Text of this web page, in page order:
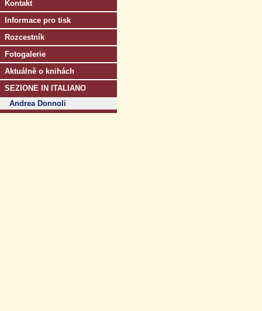
Kontakt
Informace pro tisk
Rozcestník
Fotogalerie
Aktuálně o knihách
SEZIONE IN ITALIANO
Andrea Donnoli